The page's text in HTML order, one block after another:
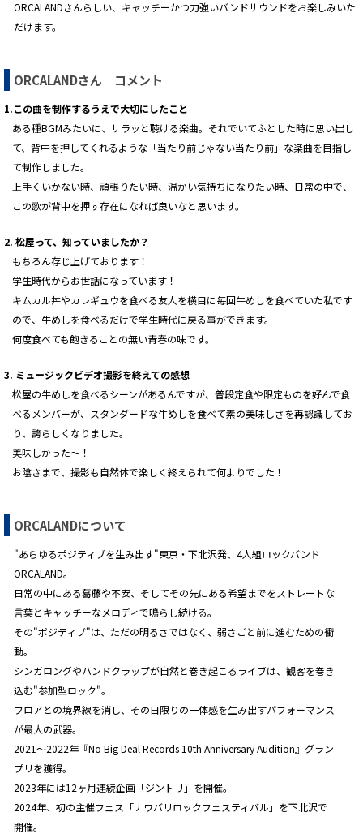
ORCALANDさんらしい、キャッチーかつ力強いバンドサウンドをお楽しみいた
だけます。
ORCALANDさん コメント
1.この曲を制作するうえで大切にしたこと
ある種BGMみたいに、サラッと聴ける楽曲。それでいてふとした時に思い出し
て、背中を押してくれるような「当たり前じゃない当たり前」な楽曲を目指し
て制作しました。
上手くいかない時、頑張りたい時、温かい気持ちになりたい時、日常の中で、
この歌が背中を押す存在になれば良いなと思います。
2. 松屋って、知っていましたか？
もちろん存じ上げております！
学生時代からお世話になっています！
キムカル丼やカレギュウを食べる友人を横目に毎回牛めしを食べていた私です
ので、牛めしを食べるだけで学生時代に戻る事ができます。
何度食べても飽きることの無い青春の味です。
3. ミュージックビデオ撮影を終えての感想
松屋の牛めしを食べるシーンがあるんですが、普段定食や限定ものを好んで食
べるメンバーが、スタンダードな牛めしを食べて素の美味しさを再認識してお
り、誇らしくなりました。
美味しかった〜！
お陰さまで、撮影も自然体で楽しく終えられて何よりでした！
ORCALANDについて
"あらゆるポジティブを生み出す"東京・下北沢発、4人組ロックバンド
ORCALAND。
日常の中にある葛藤や不安、そしてその先にある希望までをストレートな
言葉とキャッチーなメロディで鳴らし続ける。
その"ポジティブ"は、ただの明るさではなく、弱さごと前に進むための衝
動。
シンガロングやハンドクラップが自然と巻き起こるライブは、観客を巻き
込む"参加型ロック"。
フロアとの境界線を消し、その日限りの一体感を生み出すパフォーマンス
が最大の武器。
2021～2022年『No Big Deal Records 10th Anniversary Audition』グラン
プリを獲得。
2023年には12ヶ月連続企画「ジントリ」を開催。
2024年、初の主催フェス「ナワバリロックフェスティバル」を下北沢で
開催。